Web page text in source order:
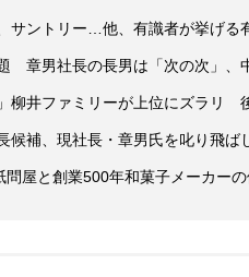
サントリー…他、有識者が挙げる
章男社長の長男は「次の次」、
柳井ファミリーが上位にズラリ
候補、現社長・章男氏を叱り飛ば
問屋と創業500年和菓子メーカー